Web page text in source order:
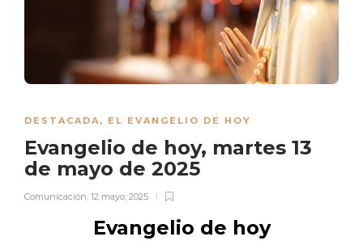
DESTACADA, EL EVANGELIO DE HOY
Evangelio de hoy, martes 13
de mayo de 2025
Comunicación, 12 mayo, 2025
Evangelio de hoy